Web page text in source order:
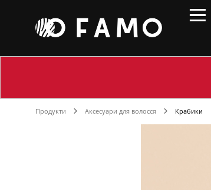
Продукти Аксесуари для волосся Крабики